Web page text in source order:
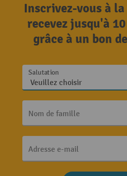
Inscrivez-vous à
recevez jusqu'à
grâce à un bon
Salutation
Nom de famille
Adresse e-mail